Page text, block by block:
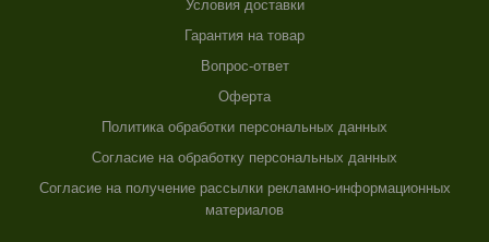
Условия доставки
Гарантия на товар
Вопрос-ответ
Оферта
Политика обработки персональных данных
Согласие на обработку персональных данных
Согласие на получение рассылки рекламно-информационных
материалов